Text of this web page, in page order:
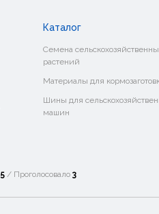
Каталог
Семена
растений
Материалы для
Шины для
машин
5 / Проголосовало 3